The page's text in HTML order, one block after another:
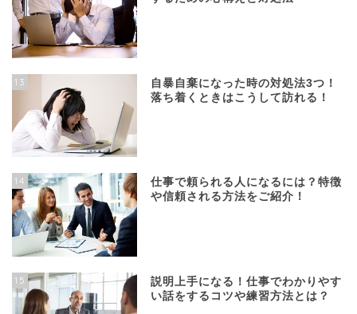
13
自暴自棄になった時の対処法3つ！
落ち着くときはこうして訪れる！
14
仕事で頼られる人になるには？特徴
や信頼される方法をご紹介！
15
説明上手になる！仕事でわかりやす
い話をするコツや練習方法とは？